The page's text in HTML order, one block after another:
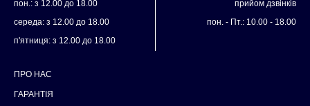
пон.: з 12.00 до 18.00
середа: з 12.00 до 18.00
п'ятниця: з 12.00 до 18.00
прийом дзвінків
пон. - Пт.: 10.00 - 18.00
ПРО НАС
ГАРАНТІЯ